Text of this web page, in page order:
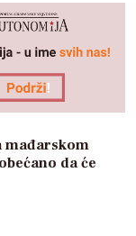
mađarskom
da će